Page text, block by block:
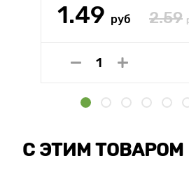
1.49 руб 2.59
С ЭТИМ